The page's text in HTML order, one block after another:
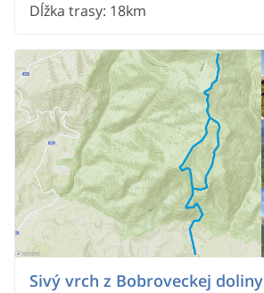
Dĺžka trasy: 18km
Sivý vrch z Bobroveckej doliny